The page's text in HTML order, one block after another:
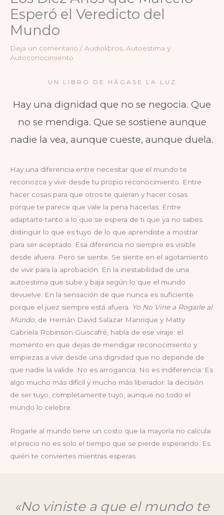
Esperó el Veredicto del
Mundo
Deja un comentario / Audiolibros, Autoestima y
Autoconocimiento
UN LIBRO DE HÁGASE LA LUZ
Hay una dignidad que no se negocia. Que
no se mendiga. Que se sostiene aunque
nadie la vea, aunque cueste, aunque duela.
Hay una diferencia entre necesitar que el mundo te
reconozca y vivir desde tu propio reconocimiento. Entre
hacer cosas para que otros te quieran y hacer cosas
porque te parece que vale la pena hacerlas. Entre
adaptarte tanto a lo que se espera de ti que ya no sabes
distinguir lo que es tuyo de lo que aprendiste a mostrar
para ser aceptado. Esa diferencia no siempre es visible
desde afuera. Pero se siente. Se siente en el agotamiento
de vivir para la aprobación. En la inestabilidad de una
autoestima que sube y baja según lo que el mundo
devuelve. En la sensación de que nunca es suficiente
porque el juez siempre está afuera.
Yo No Vine a Rogarle al
Mundo , de Hernán David Salazar Manrique y Matty
Gabriela Robinson Guiscafré, habla de ese viraje: el
momento en que dejas de mendigar reconocimiento y
empiezas a vivir desde una dignidad que no depende de
que nadie la valide. No es arrogancia. No es indiferencia. Es
algo mucho más difícil y mucho más liberador: la decisión
de ser tuyo, completamente tuyo, aunque no todo el
mundo lo celebre.
Rogarle al mundo tiene un costo que la mayoría no calcula:
el precio no es solo el tiempo que se pierde esperando. Es
quién te conviertes mientras esperas.
«No viniste a que el mundo te